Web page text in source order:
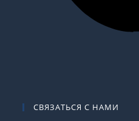
СВЯЗАТЬСЯ С НАМИ